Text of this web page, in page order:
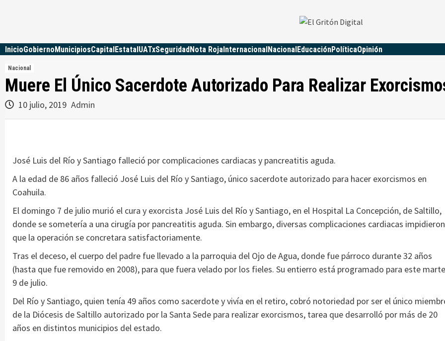
InicioGobiernoMunicipiosCapitalEstatalUATxSeguridadNota RojaInternacionalNacionalEducaciónPolíticaOpinión
Nacional
Muere El Único Sacerdote Autorizado Para Realizar
10 julio, 2019 Admin
José Luis del Río y Santiago falleció por complicaciones cardiacas y pancreatitis aguda.
A la edad de 86 años falleció José Luis del Río y Santiago, único sacerdote autorizado para hacer exorcismos en
Coahuila.
El domingo 7 de julio murió el cura y exorcista José Luis del Río y Santiago, en el Hospital La Concepción, de Saltillo,
donde se sometería a una cirugía por pancreatitis aguda. Sin embargo, diversas complicaciones cardiacas impidieron
que la operación se concretara satisfactoriamente.
Tras el deceso, el cuerpo del padre fue llevado a la parroquia del Ojo de Agua, donde fue párroco durante 32 años
(hasta que fue removido en 2008), para que fuera velado por los fieles. Su entierro está programado para este
9 de julio.
Del Río y Santiago, quien tenía 49 años como sacerdote y vivía en el retiro, cobró notoriedad por ser el único
de la Diócesis de Saltillo autorizado por la Santa Sede para realizar exorcismos, tarea que desarrolló por más de 20
años en distintos municipios del estado.